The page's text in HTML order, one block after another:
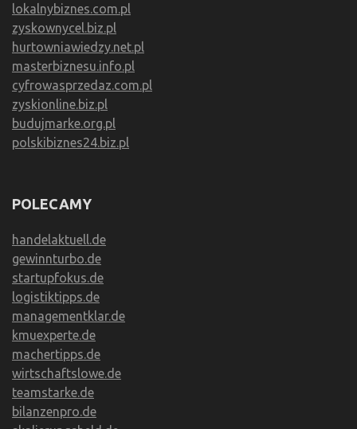
lokalnybiznes.com.pl
zyskownycel.biz.pl
hurtowniawiedzy.net.pl
masterbiznesu.info.pl
cyfrowasprzedaz.com.pl
zyskionline.biz.pl
budujmarke.org.pl
polskibiznes24.biz.pl
POLECAMY
handelaktuell.de
gewinnturbo.de
startupfokus.de
logistiktipps.de
managementklar.de
kmuexperte.de
machertipps.de
wirtschaftslowe.de
teamstarke.de
bilanzenpro.de